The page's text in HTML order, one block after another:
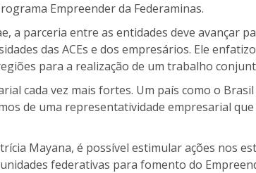
Empreender da Federaminas.
a parceria entre as entidades deve avançar
das ACEs e dos empresários. Ele
para a realização de um trabalho
cada vez mais fortes. Um país como o
de uma representatividade empresarial
Mayana, é possível estimular ações nos
federativas para fomento do